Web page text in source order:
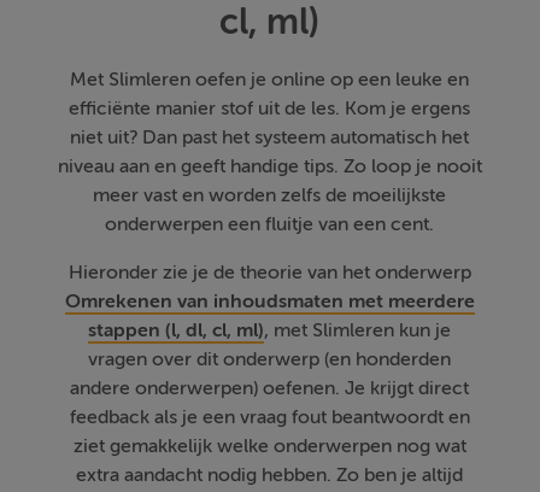
cl, ml)
Met Slimleren oefen je online op een leuke en
efficiënte manier stof uit de les. Kom je ergens
niet uit? Dan past het systeem automatisch het
niveau aan en geeft handige tips. Zo loop je nooit
meer vast en worden zelfs de moeilijkste
onderwerpen een fluitje van een cent.
Hieronder zie je de theorie van het onderwerp
Omrekenen van inhoudsmaten met meerdere
stappen (l, dl, cl, ml), met Slimleren kun je
vragen over dit onderwerp (en honderden
andere onderwerpen) oefenen. Je krijgt direct
feedback als je een vraag fout beantwoordt en
ziet gemakkelijk welke onderwerpen nog wat
extra aandacht nodig hebben. Zo ben je altijd